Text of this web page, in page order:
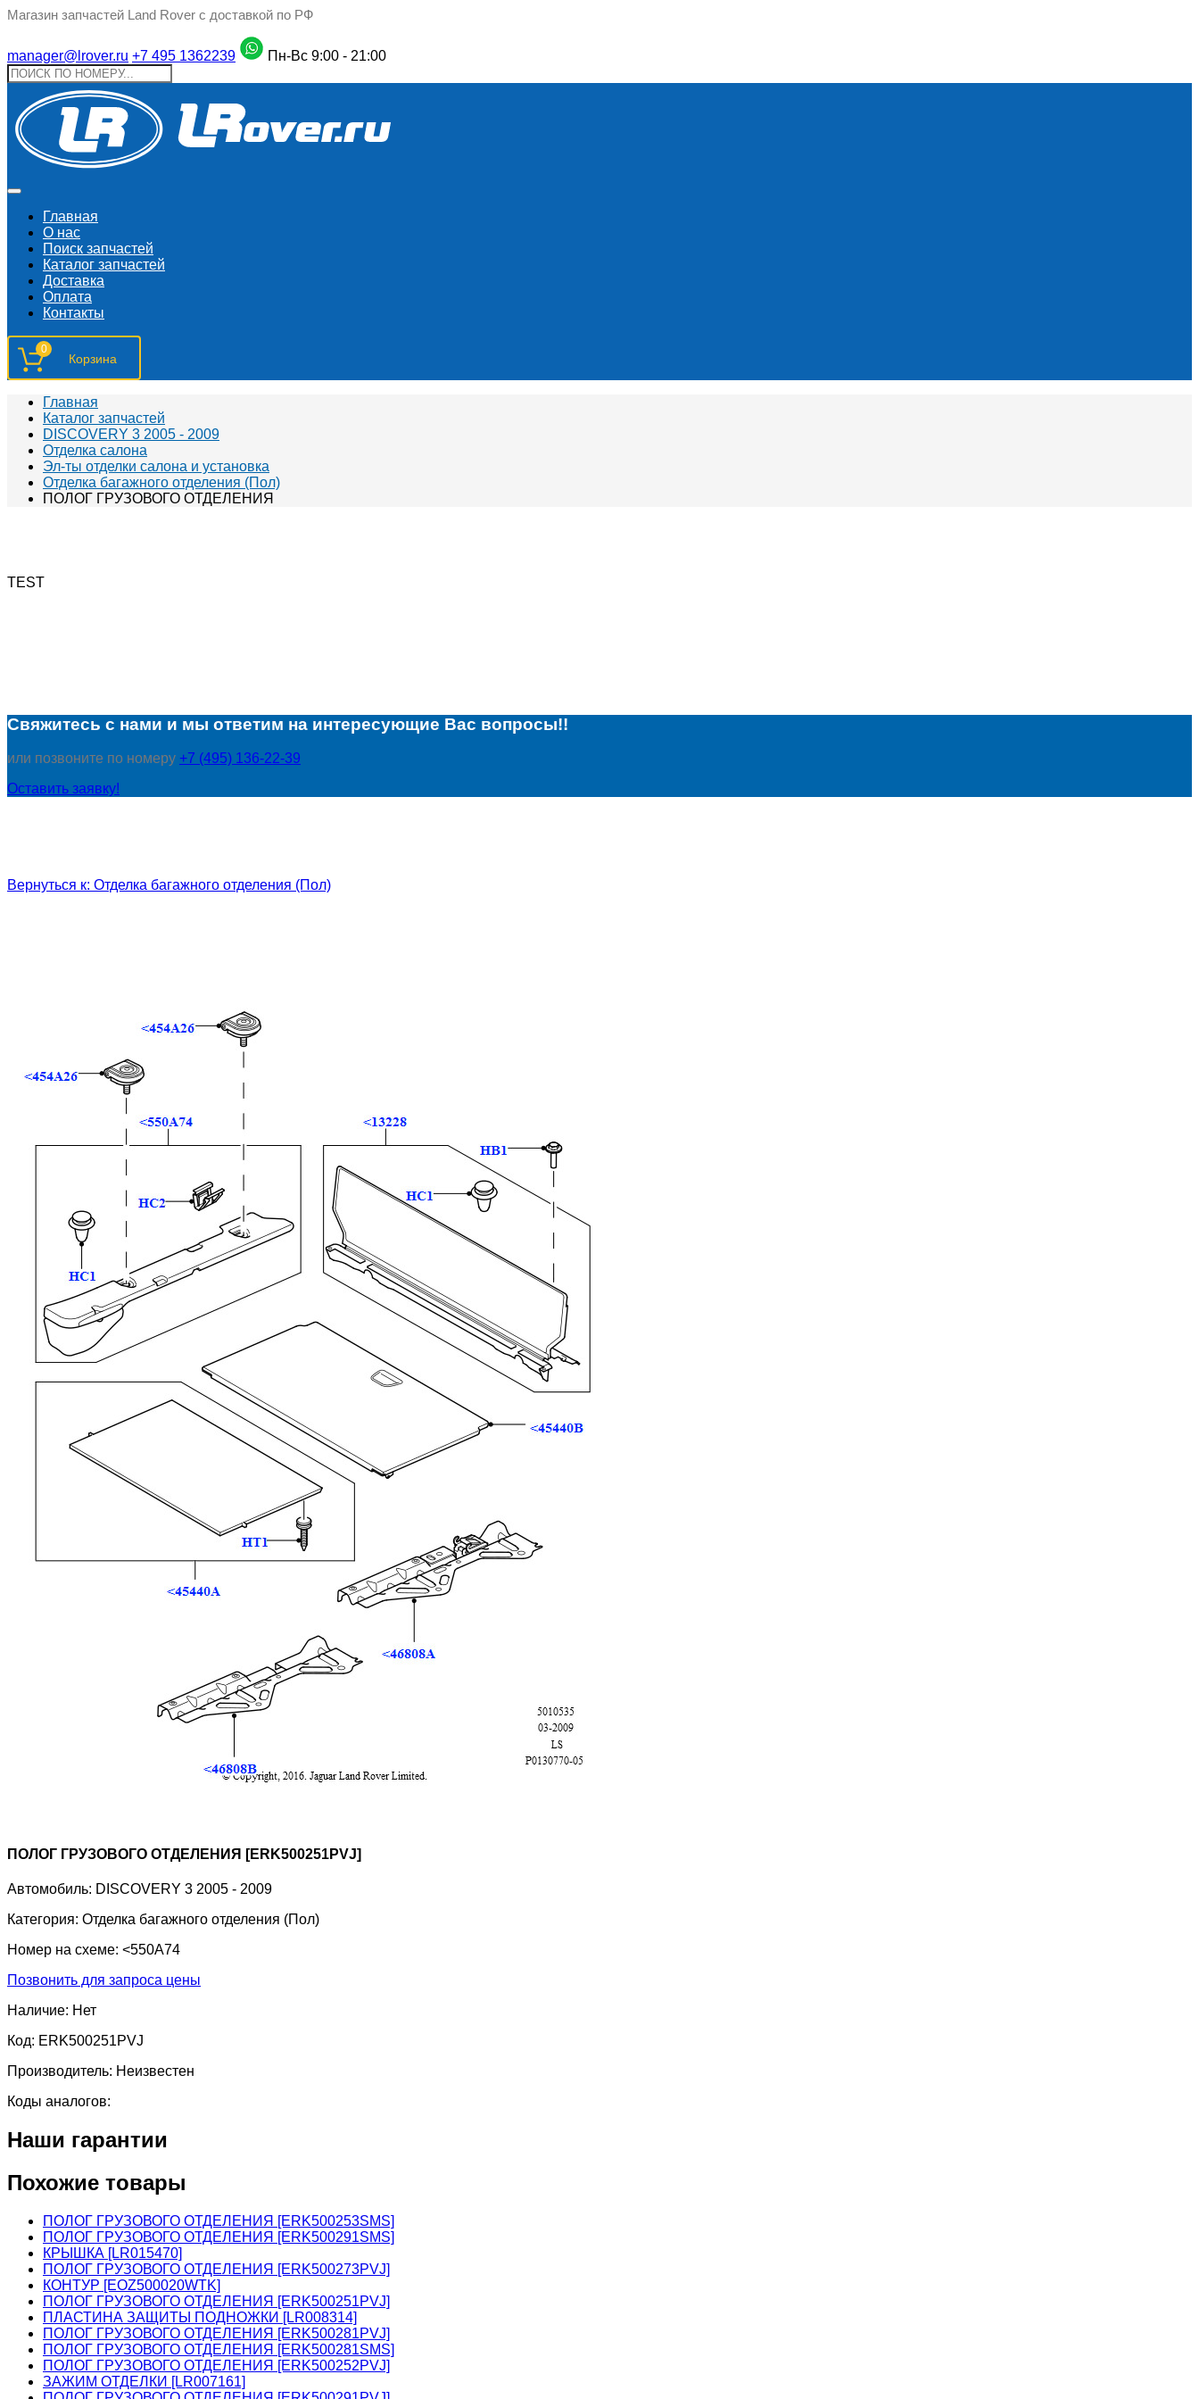
Магазин запчастей Land Rover с доставкой по РФ
manager@lrover.ru +7 495 1362239 Пн-Вс 9:00 - 21:00
Главная
О нас
Поиск запчастeй
Каталог запчастей
Доставка
Оплата
Контакты
0
Главная
Каталог запчастей
DISCOVERY 3 2005 - 2009
Отделка салона
Эл-ты отделки салона и установка
Отделка багажного отделения (Пол)
ПОЛОГ ГРУЗОВОГО ОТДЕЛЕНИЯ
TEST
Свяжитесь с нами и мы ответим на интересующие Вас вопросы!!
или позвоните по номеру +7 (495) 136-22-39
Оставить заявку!
Вернуться к: Отделка багажного отделения (Пол)
ПОЛОГ ГРУЗОВОГО ОТДЕЛЕНИЯ [ERK500251PVJ]
Автомобиль: DISCOVERY 3 2005 - 2009
Категория: Отделка багажного отделения (Пол)
Номер на схеме: <550A74
Позвонить для запроса цены
Наличие: Нет
Код: ERK500251PVJ
Производитель: Неизвестен
Коды аналогов:
Наши гарантии
Похожие товары
ПОЛОГ ГРУЗОВОГО ОТДЕЛЕНИЯ [ERK500253SMS]
ПОЛОГ ГРУЗОВОГО ОТДЕЛЕНИЯ [ERK500291SMS]
КРЫШКА [LR015470]
ПОЛОГ ГРУЗОВОГО ОТДЕЛЕНИЯ [ERK500273PVJ]
КОНТУР [EOZ500020WTK]
ПОЛОГ ГРУЗОВОГО ОТДЕЛЕНИЯ [ERK500251PVJ]
ПЛАСТИНА ЗАЩИТЫ ПОДНОЖКИ [LR008314]
ПОЛОГ ГРУЗОВОГО ОТДЕЛЕНИЯ [ERK500281PVJ]
ПОЛОГ ГРУЗОВОГО ОТДЕЛЕНИЯ [ERK500281SMS]
ПОЛОГ ГРУЗОВОГО ОТДЕЛЕНИЯ [ERK500252PVJ]
ЗАЖИМ ОТДЕЛКИ [LR007161]